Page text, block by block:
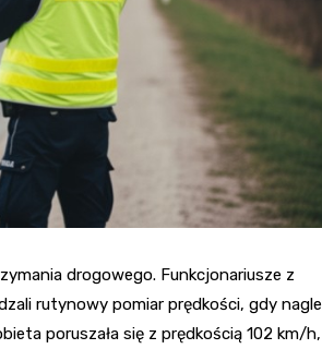
drogowego. Funkcjonariusze z
rutynowy pomiar prędkości, gdy nagle
poruszała się z prędkością 102 km/h,